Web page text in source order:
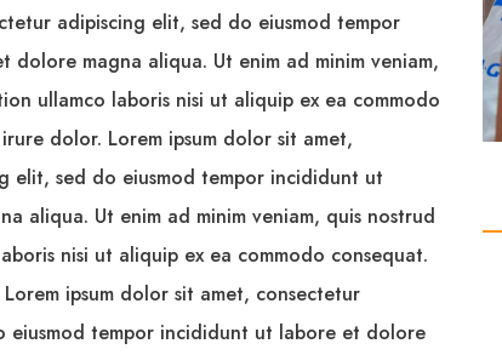
adipiscing elit, sed do eiusmod tempor
dolore magna aliqua. Ut enim ad minim veniam,
ullamco laboris nisi ut aliquip ex ea commodo
dolor. Lorem ipsum dolor sit amet,
elit, sed do eiusmod tempor incididunt ut
aliqua. Ut enim ad minim veniam, quis nostrud
nisi ut aliquip ex ea commodo consequat.
ipsum dolor sit amet, consectetur
eiusmod tempor incididunt ut labore et dolore